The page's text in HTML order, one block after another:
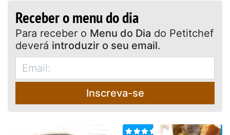
Receber o menu do dia
Para receber o Menu do Dia do Petitchef
deverá introduzir o seu email.
Inscreva-se